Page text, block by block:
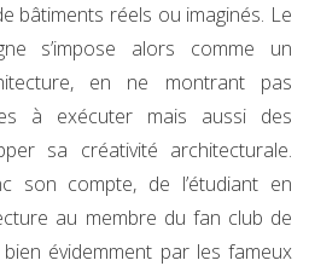
bâtiments réels ou imaginés. Le
s’impose alors comme un
en ne montrant pas
à exécuter mais aussi des
sa créativité architecturale.
son compte, de l’étudiant en
au membre du fan club de
évidemment par les fameux